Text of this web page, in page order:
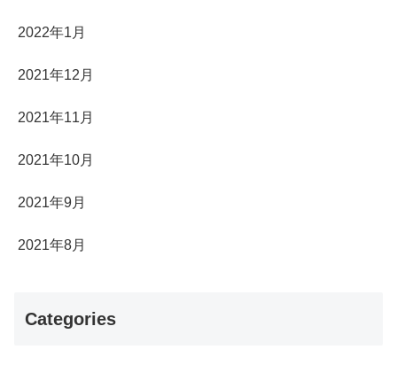
2022年1月
2021年12月
2021年11月
2021年10月
2021年9月
2021年8月
Categories